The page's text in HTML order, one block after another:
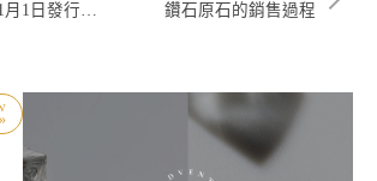
GIA於2014年1月1日發行新版證書
鑽石原石的銷售過程